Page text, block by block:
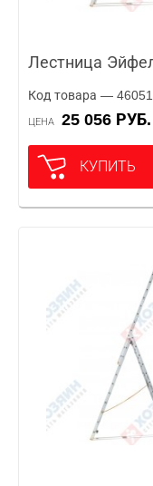
Лестница
Код товара —
ЦЕНА 25 056 РУБ.
КУПИТЬ